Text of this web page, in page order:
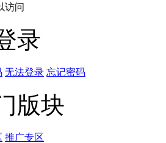
访问
录
无法登录 忘记密码
版块
推广专区